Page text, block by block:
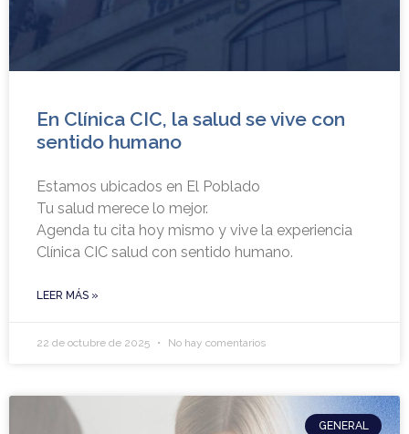
En Clínica CIC, la salud se vive con
sentido humano
Estamos ubicados en El Poblado
Tu salud merece lo mejor.
Agenda tu cita hoy mismo y vive la experiencia
Clínica CIC salud con sentido humano.
LEER MÁS »
22 de octubre de 2025 No hay comentarios
GENERAL